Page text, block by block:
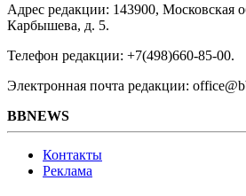
Адрес редакции: 143900, Московская
Карбышева, д. 5.
Телефон редакции: +7(498)660-85-00.
Электронная почта редакции:
BBNEWS
Контакты
Реклама